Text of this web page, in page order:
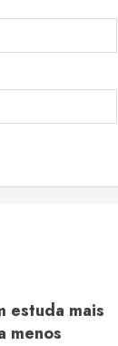
estuda mais
menos